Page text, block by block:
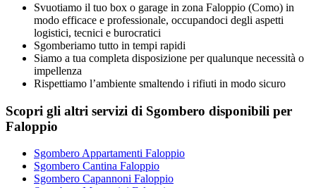
Svuotiamo il tuo box o garage in zona Faloppio (Como) in
modo efficace e professionale, occupandoci degli aspetti
logistici, tecnici e burocratici
Sgomberiamo tutto in tempi rapidi
Siamo a tua completa disposizione per qualunque necessità o
impellenza
Rispettiamo l’ambiente smaltendo i rifiuti in modo sicuro
Scopri gli altri servizi di Sgombero disponibili per
Faloppio
Sgombero Appartamenti Faloppio
Sgombero Cantina Faloppio
Sgombero Capannoni Faloppio